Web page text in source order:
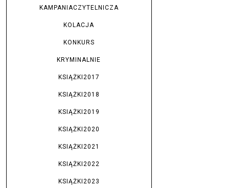
KAMPANIACZYTELNICZA
KOLACJA
KONKURS
KRYMINALNIE
KSIĄŻKI2017
KSIĄŻKI2018
KSIĄŻKI2019
KSIĄŻKI2020
KSIĄŻKI2021
KSIĄŻKI2022
KSIĄŻKI2023